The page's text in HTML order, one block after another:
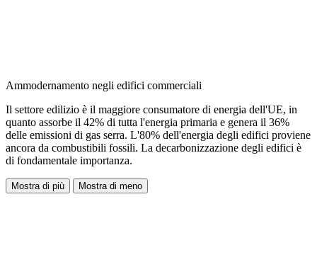
Ammodernamento negli edifici commerciali
Il settore edilizio è il maggiore consumatore di energia dell'UE, in
quanto assorbe il 42% di tutta l'energia primaria e genera il 36%
delle emissioni di gas serra. L'80% dell'energia degli edifici proviene
ancora da combustibili fossili. La decarbonizzazione degli edifici è
di fondamentale importanza.
Mostra di più Mostra di meno